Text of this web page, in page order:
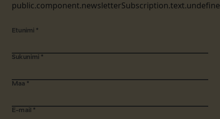
Etunimi *
Sukunimi *
Maa *
E-mail *